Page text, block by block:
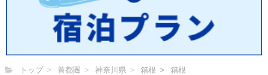
トップ 首都圏 神奈川県 箱根 箱根